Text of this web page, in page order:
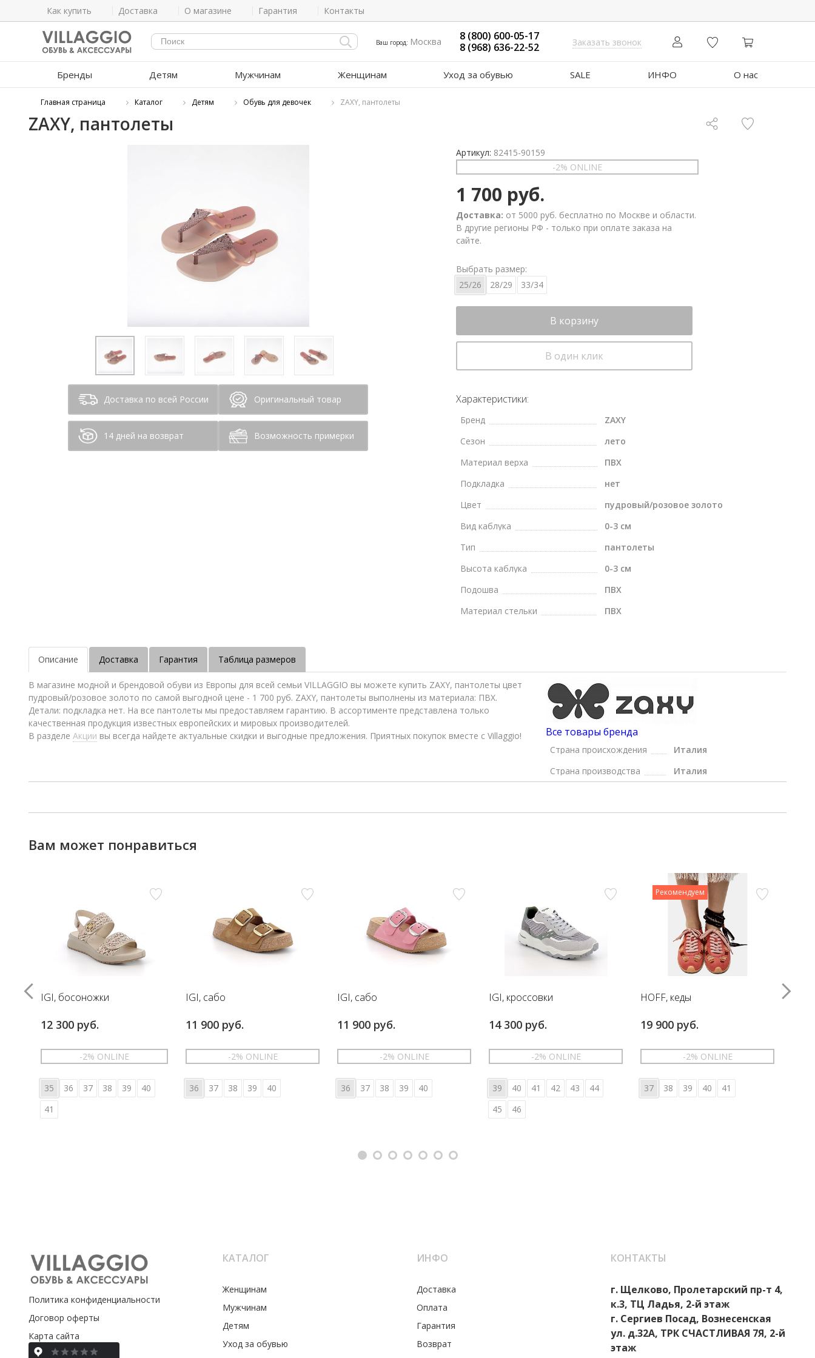
Как купить Доставка О магазине Гарантия Контакты
Ваш город: Москва
8 (800) 600-05-17
8 (968) 636-22-52
Заказать звонок
Бренды Детям Мужчинам Женщинам Уход за обувью SALE ИНФО О нас
Главная страница Каталог Детям Обувь для девочек ZAXY, пантолеты
ZAXY, пантолеты
Доставка по всей России Оригинальный товар
14 дней на возврат Возможность примерки
Артикул: 82415-90159
-2% ONLINE
1 700 руб.
Доставка: от 5000 руб. бесплатно по Москве и области.
В другие регионы РФ - только при оплате заказа на
сайте.
Выбрать размер:
25/26
28/29 33/34
В корзину
В один клик
Характеристики:
Бренд
ZAXY
Сезон
лето
Материал верха
ПВХ
Подкладка
нет
Цвет
пудровый/розовое золото
Вид каблука
0-3 см
Тип
пантолеты
Высота каблука
0-3 см
Подошва
ПВХ
Материал стельки
ПВХ
Описание Доставка Гарантия Таблица размеров
В магазине модной и брендовой обуви из Европы для всей семьи VILLAGGIO вы можете купить ZAXY, пантолеты цвет
пудровый/розовое золото по самой выгодной цене - 1 700 руб. ZAXY, пантолеты выполнены из материала: ПВХ.
Детали: подкладка нет. На все пантолеты мы предоставляем гарантию. В ассортименте представлена только
качественная продукция известных европейских и мировых производителей.
В разделе Акции вы всегда найдете актуальные скидки и выгодные предложения. Приятных покупок вместе с Villaggio! Все товары бренда
Страна происхождения
Италия
Страна производства
Италия
Вам может понравиться
IGI, босоножки
12 300 руб.
-2% ONLINE
35 36 37 38 39
40
41
IGI, сабо
11 900 руб.
-2% ONLINE
36 37 38 39 40
IGI, сабо
11 900 руб.
-2% ONLINE
36 37 38 39 40
IGI, кроссовки
14 300 руб.
-2% ONLINE
39 40 41 42 43
44
45
46
Рекомендуем
HOFF, кеды
19 900 руб.
-2% ONLINE
37 38 39 40 41
Политика конфиденциальности
Договор оферты
Карта сайта
КАТАЛОГ
Женщинам
Мужчинам
Детям
Уход за обувью
ИНФО
Доставка
Оплата
Гарантия
Возврат
КОНТАКТЫ
г. Щелково, Пролетарский пр-т 4,
к.3, ТЦ Ладья, 2-й этаж
г. Сергиев Посад, Вознесенская
ул. д.32А, ТРК СЧАСТЛИВАЯ 7Я, 2-й
этаж